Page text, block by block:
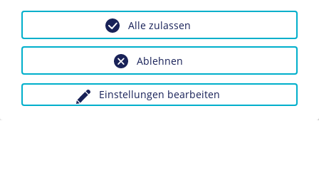
freie Presse" zu den drei großen sozialdemokratischen
Tageszeitungen im Deutschen Reich. Ihr Titelmotto
"Freiheit, Gerechtigkeit" stand allerdings in krassem
Widerspruch zur Lebenswirklichkeit politisch
engagierter Arbeiter: Hausdurchsuchungen, Verbote,
Beschlagnahmungen und Verhaftungen waren auch
schon vor Erlass desSozialistengesetzes1878 an der
Einstellungen bearbeiten
Ablehnen
Alle zulassen